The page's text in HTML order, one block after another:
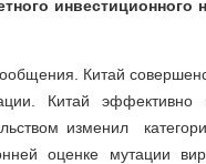
инвестиционного
Китай
Китай эффективно
изменил
оценке мутации